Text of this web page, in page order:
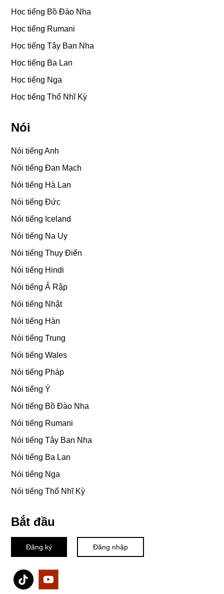
Học tiếng Bồ Đào Nha
Học tiếng Rumani
Học tiếng Tây Ban Nha
Học tiếng Ba Lan
Học tiếng Nga
Học tiếng Thổ Nhĩ Kỳ
Nói
Nói tiếng Anh
Nói tiếng Đan Mạch
Nói tiếng Hà Lan
Nói tiếng Đức
Nói tiếng Iceland
Nói tiếng Na Uy
Nói tiếng Thụy Điển
Nói tiếng Hindi
Nói tiếng Ả Rập
Nói tiếng Nhật
Nói tiếng Hàn
Nói tiếng Trung
Nói tiếng Wales
Nói tiếng Pháp
Nói tiếng Ý
Nói tiếng Bồ Đào Nha
Nói tiếng Rumani
Nói tiếng Tây Ban Nha
Nói tiếng Ba Lan
Nói tiếng Nga
Nói tiếng Thổ Nhĩ Kỳ
Bắt đầu
Đăng ký Đăng nhập